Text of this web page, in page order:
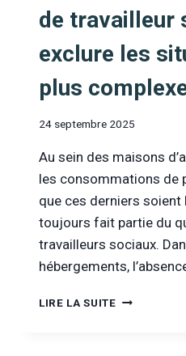
de travailleur
exclure les
plus
24 septembre 2025
Au sein des maisons
les consommations de
que ces derniers
toujours fait partie du
travailleurs sociaux.
hébergements,
LIRE LA SUITE[VIDÉO]